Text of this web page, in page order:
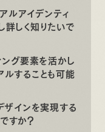
ルアイデンティ
詳しく知りたいで
グ要素を活かし
ルすることも可能
インを実現する
すか？